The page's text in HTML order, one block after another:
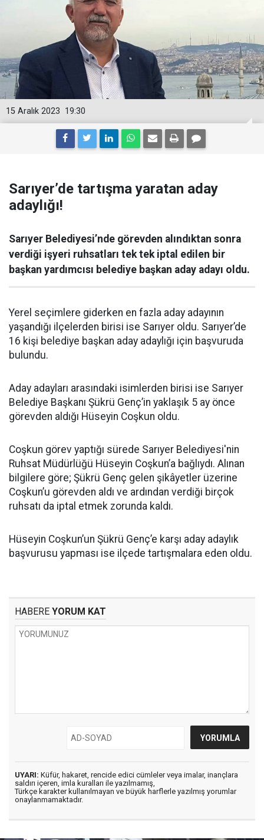
19:30
15 Aralık 2023
Sarıyer’de tartışma yaratan aday
adaylığı!
Sarıyer Belediyesi’nde görevden alındıktan sonra
verdiği işyeri ruhsatları tek tek iptal edilen bir
başkan yardımcısı belediye başkan aday adayı oldu.
Yerel seçimlere giderken en fazla aday adayının
yaşandığı ilçelerden birisi ise Sarıyer oldu. Sarıyer’de
16 kişi belediye başkan aday adaylığı için başvuruda
bulundu.
Aday adayları arasındaki isimlerden birisi ise Sarıyer
Belediye Başkanı Şükrü Genç’in yaklaşık 5 ay önce
görevden aldığı Hüseyin Coşkun oldu.
Coşkun görev yaptığı sürede Sarıyer Belediyesi'nin
Ruhsat Müdürlüğü Hüseyin Coşkun’a bağlıydı. Alınan
bilgilere göre; Şükrü Genç gelen şikâyetler üzerine
Coşkun’u görevden aldı ve ardından verdiği birçok
ruhsatı da iptal etmek zorunda kaldı.
Hüseyin Coşkun’un Şükrü Genç’e karşı aday adaylık
başvurusu yapması ise ilçede tartışmalara eden oldu.
HABERE YORUM KAT
UYARI: Küfür, hakaret, rencide edici cümleler veya imalar, inançlara
saldırı içeren, imla kuralları ile yazılmamış,
Türkçe karakter kullanılmayan ve büyük harflerle yazılmış yorumlar
onaylanmamaktadır.